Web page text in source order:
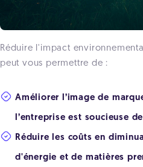
Réduire l'impact
peut vous permettre de :
Améliorer l’image de
l’entreprise est soucieuse
Réduire les coûts en
d'énergie et de matières